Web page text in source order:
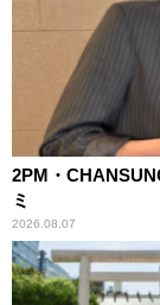
2PM・
ミ
2026.08.07